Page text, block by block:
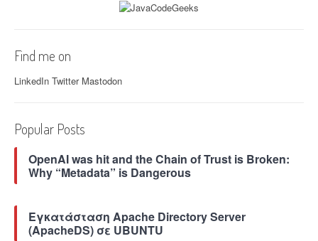
r
n
g
g
a
i
n
Find me on
LinkedIn Twitter Mastodon
Popular Posts
OpenAI was hit and the Chain of Trust is Broken:
Why “Metadata” is Dangerous
Εγκατάσταση Apache Directory Server
(ApacheDS) σε UBUNTU